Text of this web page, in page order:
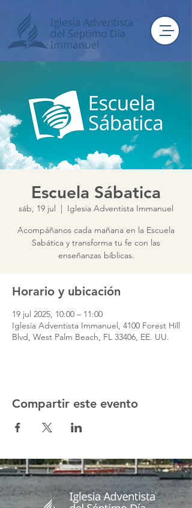
Escuela Sábatica
sáb, 19 jul
  |
Iglesia Adventista Immanuel
Acompáñanos cada mañana en la Escuela
Sabática y transforma tu fe con las
enseñanzas bíblicas.
Horario y ubicación
19 jul 2025, 10:00 – 11:00
Iglesia Adventista Immanuel, 4100 Forest Hill
Blvd, West Palm Beach, FL 33406, EE. UU.
Compartir este evento